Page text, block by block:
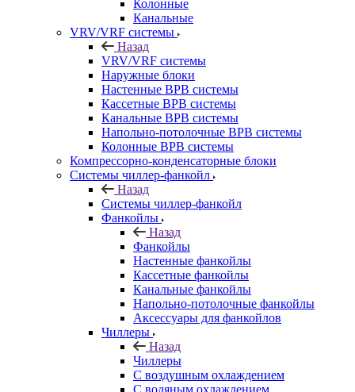
Колонные
Канальные
VRV/VRF системы
Назад
VRV/VRF системы
Наружные блоки
Настенные ВРВ системы
Кассетные ВРВ системы
Канальные ВРВ системы
Напольно-потолочные ВРВ системы
Колонные ВРВ системы
Компрессорно-конденсаторные блоки
Системы чиллер-фанкойл
Назад
Системы чиллер-фанкойл
Фанкойлы
Назад
Фанкойлы
Настенные фанкойлы
Кассетные фанкойлы
Канальные фанкойлы
Напольно-потолочные фанкойлы
Аксессуары для фанкойлов
Чиллеры
Назад
Чиллеры
С воздушным охлаждением
С водяным охлаждением